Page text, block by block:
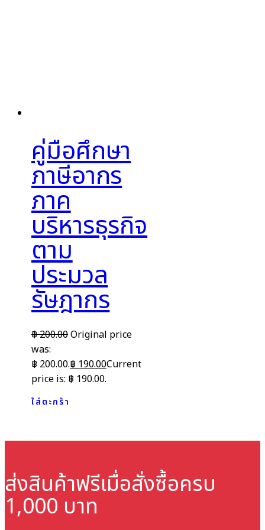
คู่มือศึกษา
ภาษีอากร
ภาค
บริหารธุรกิจ
ตาม
ประมวล
รัษฎากร
฿200.00Original price
was:
฿ 200.00.฿190.00Current
price is: ฿ 190.00.
ใส่ตะกร้า
ส่งสินค้าฟรีเมื่อสั่งซื้อครบ
1,000 บาท